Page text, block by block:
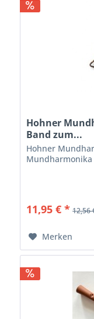
Hohner
Band zum...
Hohner
11,95 € * 12,56
Merken